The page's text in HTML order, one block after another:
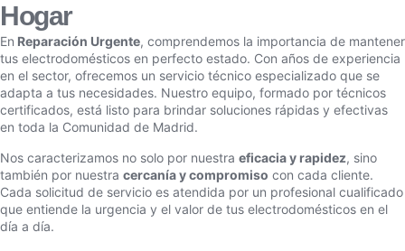
Hogar
En Reparación Urgente, comprendemos la importancia de mantener
tus electrodomésticos en perfecto estado. Con años de experiencia
en el sector, ofrecemos un servicio técnico especializado que se
adapta a tus necesidades. Nuestro equipo, formado por técnicos
certificados, está listo para brindar soluciones rápidas y efectivas
en toda la Comunidad de Madrid.
Nos caracterizamos no solo por nuestra eficacia y rapidez, sino
también por nuestra cercanía y compromiso con cada cliente.
Cada solicitud de servicio es atendida por un profesional cualificado
que entiende la urgencia y el valor de tus electrodomésticos en el
día a día.